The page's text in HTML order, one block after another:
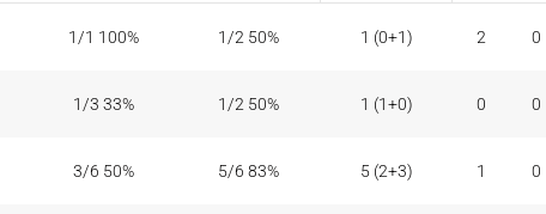
1/1 100% 1/2 50% 1 (0+1) 2 0
1/3 33% 1/2 50% 1 (1+0) 0 0
3/6 50% 5/6 83% 5 (2+3) 1 0